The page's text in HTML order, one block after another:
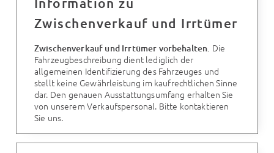
Zwischenverkauf und Irrtümer
Zwischenverkauf und Irrtümer vorbehalten. Die
Fahrzeugbeschreibung dient lediglich der
allgemeinen Identifizierung des Fahrzeuges und
stellt keine Gewährleistung im kaufrechtlichen Sinne
dar. Den genauen Ausstattungsumfang erhalten Sie
von unserem Verkaufspersonal. Bitte kontaktieren
Sie uns.